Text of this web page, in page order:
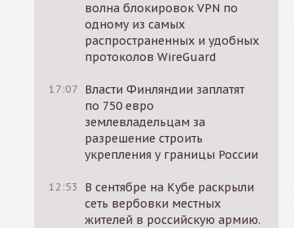
волна блокировок VPN по
одному из самых
распространенных и удобных
протоколов WireGuard
17:07 Власти Финляндии заплатят
по 750 евро
землевладельцам за
разрешение строить
укрепления у границы России
12:53
В сентябре на Кубе раскрыли
сеть вербовки местных
жителей в российскую армию.